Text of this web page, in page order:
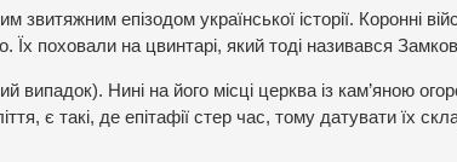
епізодом української історії. Коронні
поховали на цвинтарі, який тоді називався
випадок). Нині на його місці церква із кам’яною
є такі, де епітафії стер час, тому датувати їх